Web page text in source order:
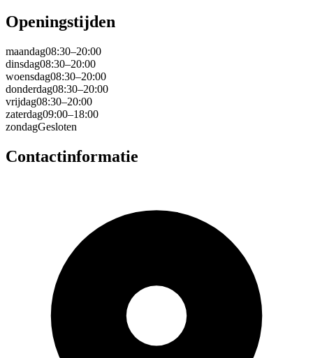
Openingstijden
maandag08:30–20:00
dinsdag08:30–20:00
woensdag08:30–20:00
donderdag08:30–20:00
vrijdag08:30–20:00
zaterdag09:00–18:00
zondagGesloten
Contactinformatie